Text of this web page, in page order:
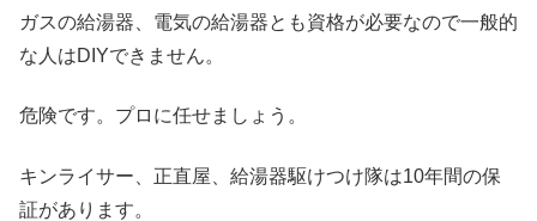
ガスの給湯器、電気の給湯器とも資格が必要なので一般的
な人はDIYできません。
危険です。プロに任せましょう。
キンライサー、正直屋、給湯器駆けつけ隊は10年間の保
証があります。